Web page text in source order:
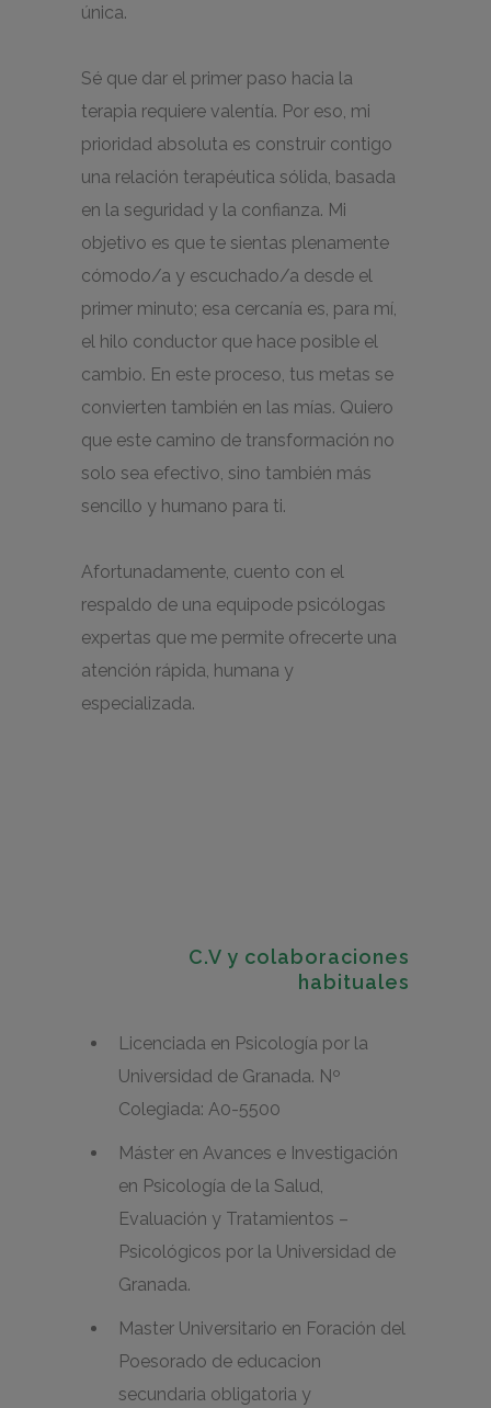
única.
Sé que dar el primer paso hacia la
terapia requiere valentía. Por eso, mi
prioridad absoluta es construir contigo
una relación terapéutica sólida, basada
en la seguridad y la confianza. Mi
objetivo es que te sientas plenamente
cómodo/a y escuchado/a desde el
primer minuto; esa cercanía es, para mí,
el hilo conductor que hace posible el
cambio. ​En este proceso, tus metas se
convierten también en las mías. Quiero
que este camino de transformación no
solo sea efectivo, sino también más
sencillo y humano para ti.
Afortunadamente, cuento con el
respaldo de una equipode psicólogas
expertas que me permite ofrecerte una
atención rápida, humana y
especializada.
C.V y colaboraciones
habituales
Licenciada en Psicología por la
Universidad de Granada. Nº
Colegiada: A0-5500
Máster en Avances e Investigación
en Psicología de la Salud,
Evaluación y Tratamientos –
Psicológicos por la Universidad de
Granada.
Master Universitario en Foración del
Poesorado de educacion
secundaria obligatoria y